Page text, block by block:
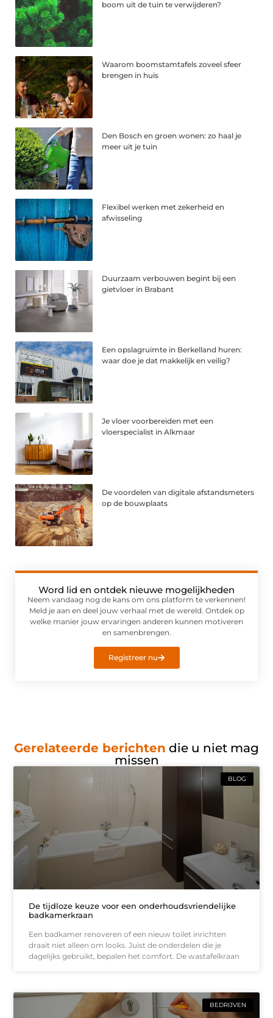
boom uit de tuin te verwijderen?
Waarom boomstamtafels zoveel sfeer
brengen in huis
Den Bosch en groen wonen: zo haal je
meer uit je tuin
Flexibel werken met zekerheid en
afwisseling
Duurzaam verbouwen begint bij een
gietvloer in Brabant
Een opslagruimte in Berkelland huren:
waar doe je dat makkelijk en veilig?
Je vloer voorbereiden met een
vloerspecialist in Alkmaar
De voordelen van digitale afstandsmeters
op de bouwplaats
Word lid en ontdek nieuwe mogelijkheden
Neem vandaag nog de kans om ons platform te verkennen!
Meld je aan en deel jouw verhaal met de wereld. Ontdek op
welke manier jouw ervaringen anderen kunnen motiveren
en samenbrengen.
Registreer nu
Gerelateerde berichten die u niet mag
missen
BLOG
De tijdloze keuze voor een onderhoudsvriendelijke
badkamerkraan
Een badkamer renoveren of een nieuw toilet inrichten
draait niet alleen om looks. Juist de onderdelen die je
dagelijks gebruikt, bepalen het comfort. De wastafelkraan
BEDRIJVEN